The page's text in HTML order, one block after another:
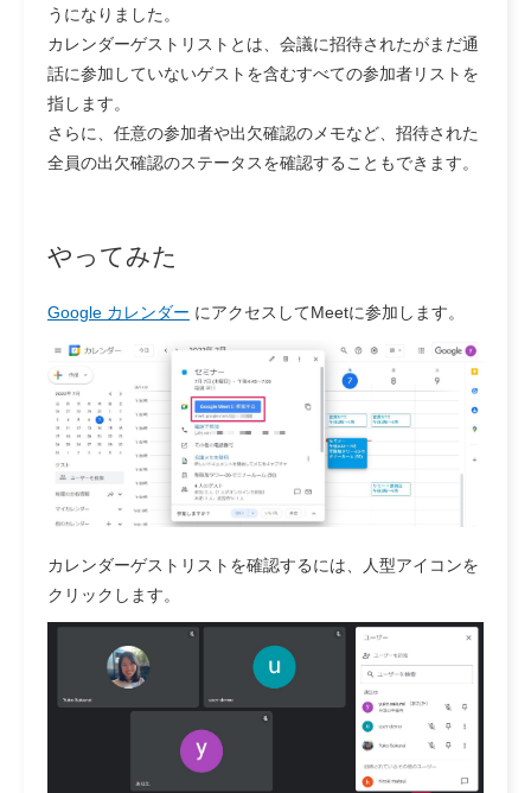
うになりました。
カレンダーゲストリストとは、会議に招待されたがまだ通
話に参加していないゲストを含むすべての参加者リスト を
指します。
さらに、任意の参加者や出欠確認のメモなど、招待された
全員の出欠確認のステータスを確認することもできます。
やってみた
Google カレンダー にアクセスしてMeetに参加します。
カレンダーゲストリストを確認するには、人型アイコンを
クリックします。